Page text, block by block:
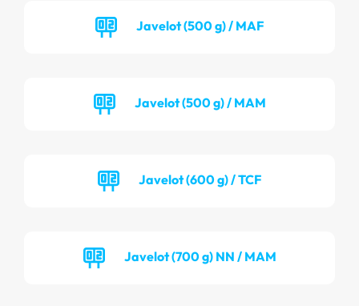
Javelot (500 g) / MAF
Javelot (500 g) / MAM
Javelot (600 g) / TCF
Javelot (700 g) NN / MAM